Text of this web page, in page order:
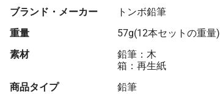
ブランド・メーカー
トンボ鉛筆
重量
57g(12本セットの重量)
素材
鉛筆：木
箱：再生紙
商品タイプ
鉛筆